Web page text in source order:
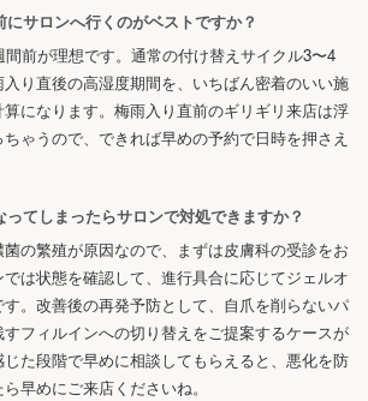
サロンへ行くのがベストですか？
前が理想です。通常の付け替えサイクル3〜4
り直後の高湿度期間を、いちばん密着のいい施
になります。梅雨入り直前のギリギリ来店は浮
ゃうので、できれば早めの予約で日時を押さえ
ってしまったらサロンで対処できますか？
の繁殖が原因なので、まずは皮膚科の受診をお
は状態を確認して、進行具合に応じてジェルオ
。改善後の再発予防として、自爪を削らないパ
フィルインへの切り替えをご提案するケースが
た段階で早めに相談してもらえると、悪化を防
早めにご来店くださいね。